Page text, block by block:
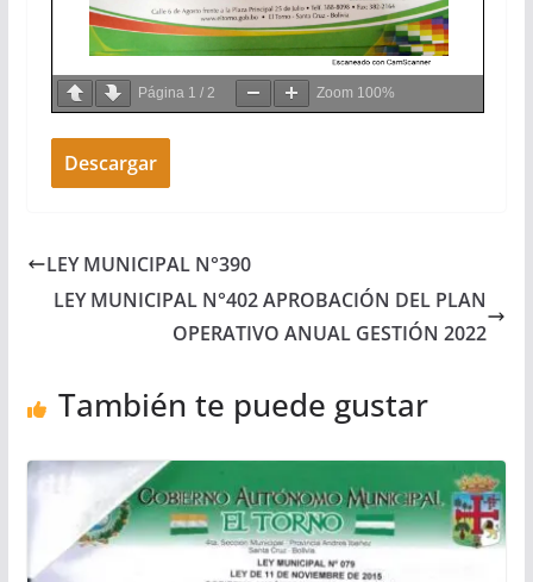
Página 1 / 2 Zoom 100%
Descargar
LEY MUNICIPAL N°390
LEY MUNICIPAL N°402 APROBACIÓN DEL PLAN
OPERATIVO ANUAL GESTIÓN 2022
También te puede gustar